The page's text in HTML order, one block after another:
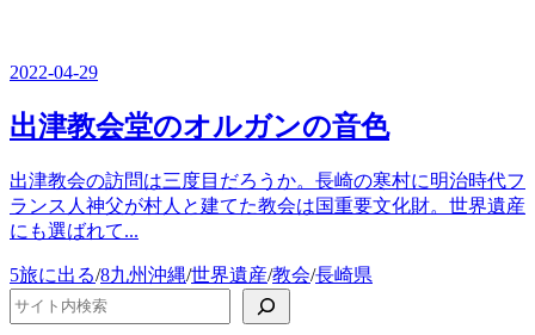
2022-04-29
出津教会堂のオルガンの音色
出津教会の訪問は三度目だろうか。長崎の寒村に明治時代フ
ランス人神父が村人と建てた教会は国重要文化財。世界遺産
にも選ばれて...
カ
テ
ゴ
5旅に出る/8九州沖縄/世界遺産/教会/長崎県
検索